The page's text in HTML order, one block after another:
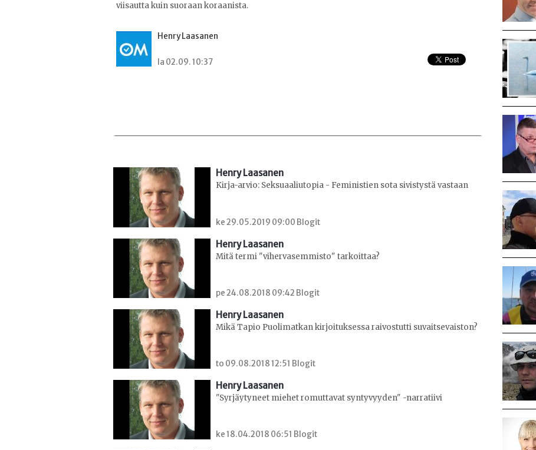
viisautta kuin suoraan koraanista.
Henry Laasanen
la 02.09. 10:37
Henry Laasanen
Kirja-arvio: Seksuaaliutopia - Feministien sota sivistystä vastaan
ke 29.05.2019 09:00 Blogit
Henry Laasanen
Mitä termi "vihervasemmisto" tarkoittaa?
pe 24.08.2018 09:42 Blogit
Henry Laasanen
Mikä Tapio Puolimatkan kirjoituksessa raivostutti suvaitsevaiston?
to 09.08.2018 12:51 Blogit
Henry Laasanen
"Syrjäytyneet miehet romuttavat syntyvyyden" -narratiivi
ke 18.04.2018 06:51 Blogit